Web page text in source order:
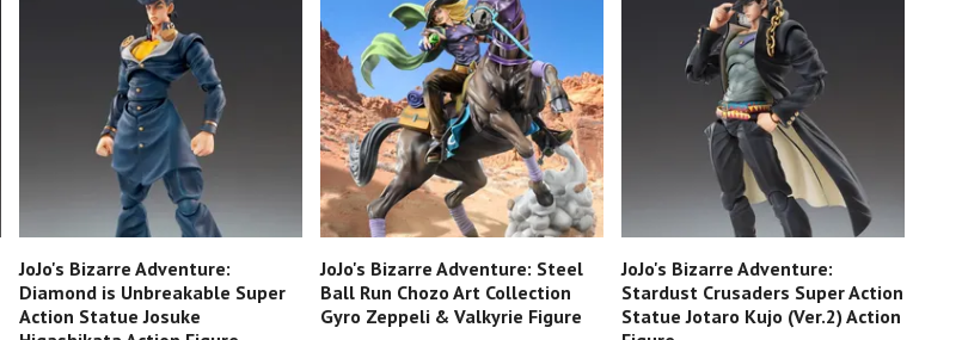
JoJo's Bizarre Adventure:
Diamond is Unbreakable Super
Action Statue Josuke
JoJo's Bizarre Adventure: Steel
Ball Run Chozo Art Collection
Gyro Zeppeli & Valkyrie Figure
JoJo's Bizarre Adventure:
Stardust Crusaders Super Action
Statue Jotaro Kujo (Ver.2) Action